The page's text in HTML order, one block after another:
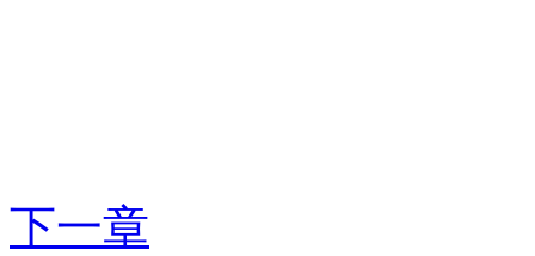
下一章